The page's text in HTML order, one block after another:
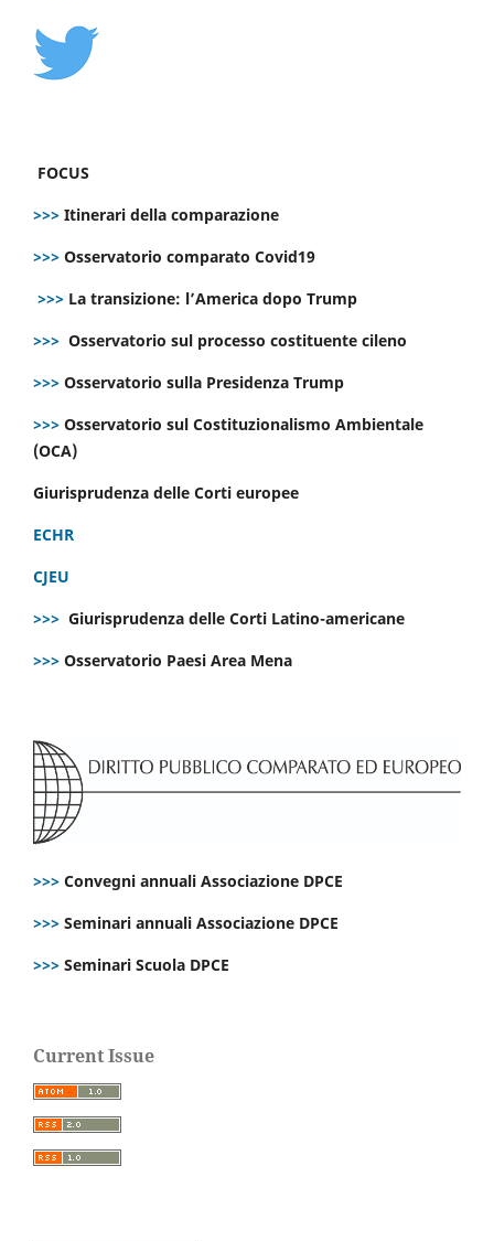
FOCUS
>>> Itinerari della comparazione
>>> Osservatorio comparato Covid19
>>> La transizione: l’America dopo Trump
>>> Osservatorio sul processo costituente cileno
>>> Osservatorio sulla Presidenza Trump
>>> Osservatorio sul Costituzionalismo Ambientale
(OCA)
Giurisprudenza delle Corti europee
ECHR
CJEU
>>> Giurisprudenza delle Corti Latino-americane
>>> Osservatorio Paesi Area Mena
>>> Convegni annuali Associazione DPCE
>>> Seminari annuali Associazione DPCE
>>> Seminari Scuola DPCE
Current Issue